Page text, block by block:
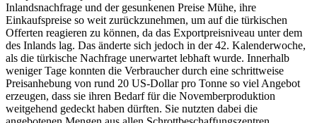
Inlandsnachfrage und der gesunkenen Preise Mühe, ihre
Einkaufspreise so weit zurückzunehmen, um auf die türkischen
Offerten reagieren zu können, da das Exportpreisniveau unter dem
des Inlands lag. Das änderte sich jedoch in der 42. Kalenderwoche,
als die türkische Nachfrage unerwartet lebhaft wurde. Innerhalb
weniger Tage konnten die Verbraucher durch eine schrittweise
Preisanhebung von rund 20 US-Dollar pro Tonne so viel Angebot
erzeugen, dass sie ihren Bedarf für die Novemberproduktion
weitgehend gedeckt haben dürften. Sie nutzten dabei die